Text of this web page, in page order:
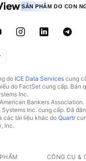
SẢN PHẨM DO CON
do ICE Data Services cung
do FactSet cung cấp. Bản
Inc.
Bankers Association.
Systems Inc. cung cấp. Đã
các tài liệu khác doQuartr
Inc.
CÔNG CỤ &